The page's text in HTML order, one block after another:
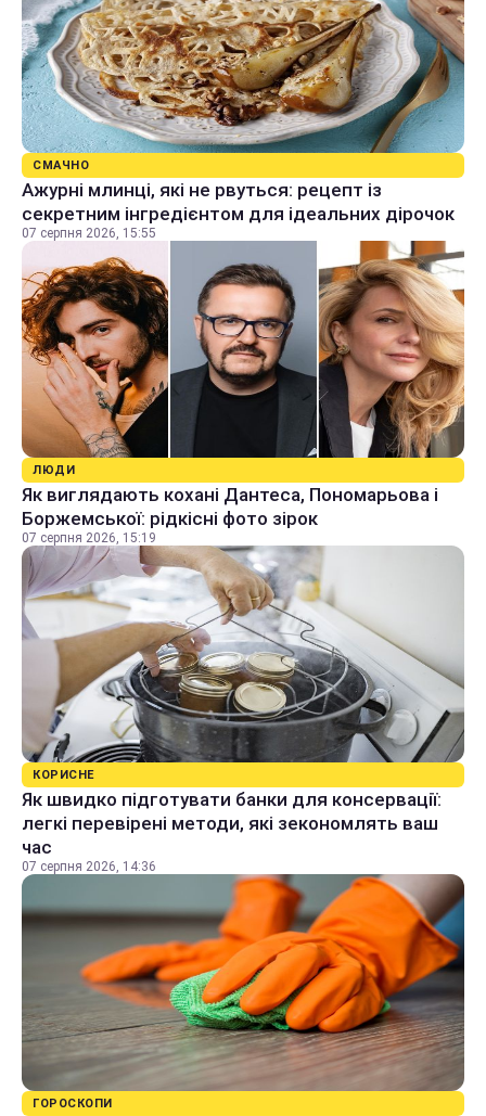
СМАЧНО
Ажурні млинці, які не рвуться: рецепт із
секретним інгредієнтом для ідеальних дірочок
07 серпня 2026, 15:55
ЛЮДИ
Як виглядають кохані Дантеса, Пономарьова і
Боржемської: рідкісні фото зірок
07 серпня 2026, 15:19
КОРИСНЕ
Як швидко підготувати банки для консервації:
легкі перевірені методи, які зекономлять ваш
час
07 серпня 2026, 14:36
ГОРОСКОПИ